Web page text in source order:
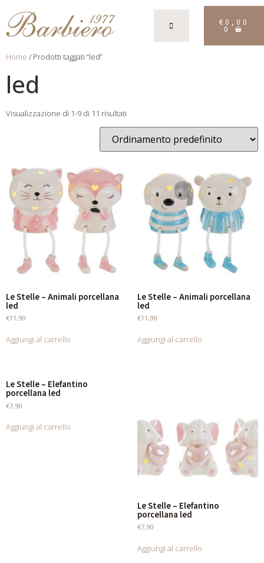
€ 0,00
0
Home / Prodotti taggati “led”
led
Visualizzazione di 1-9 di 11 risultati
Le Stelle – Animali porcellana
led
€11,90
Aggiungi al carrello
Le Stelle – Animali porcellana
led
€11,90
Aggiungi al carrello
Le Stelle – Elefantino
porcellana led
€7,90
Aggiungi al carrello
Le Stelle – Elefantino
porcellana led
€7,90
Aggiungi al carrello